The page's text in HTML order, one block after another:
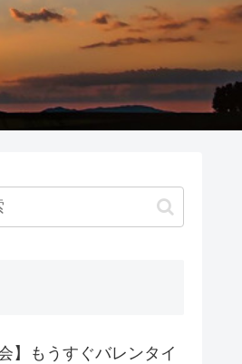
】もうすぐバレンタイ